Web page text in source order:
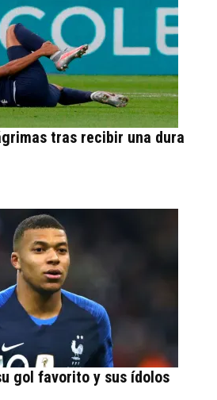
tras recibir una dura
gol favorito y sus ídolos